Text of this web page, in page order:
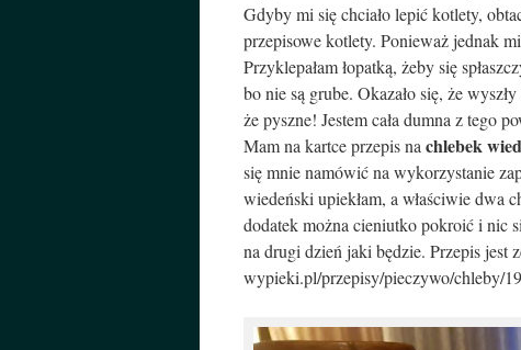
Gdyby mi się chciało lepić kotlety,
przepisowe kotlety. Ponieważ jednak
Przyklepałam łopatką, żeby się
bo nie są grube. Okazało się, że
że pyszne! Jestem cała dumna z tego
Mam na kartce przepis na chlebek
się mnie namówić na wykorzystanie
wiedeński upiekłam, a właściwie dwa
dodatek można cieniutko pokroić i nic
na drugi dzień jaki będzie. Przepis
wypieki.pl/przepisy/pieczywo/chleby/